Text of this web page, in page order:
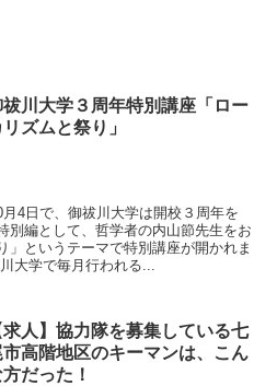
祓川大学３周年特別講座「ロー
リズムと祭り」
4日で、御祓川大学は開校３周年を
別編として、哲学者の内山節先生をお
」というテーマで特別講座が開かれま
大学で毎月行われる...
求人】協力隊を募集している七
市高階地区のキーマンは、こん
だった！